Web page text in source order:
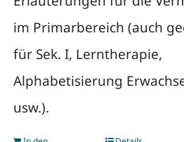
im Primarbereich (auch
für Sek. I, Lerntherapie,
Alphabetisierung
usw.).